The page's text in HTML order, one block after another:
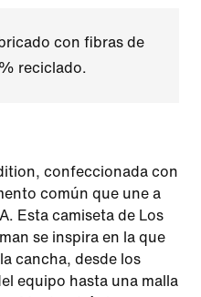
con fibras de
reciclado.
confeccionada con
común que une a
Esta camiseta de Los
se inspira en la que
cancha, desde los
equipo hasta una malla